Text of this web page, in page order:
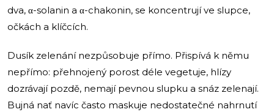
dva, α-solanin a α-chakonin, se koncentrují ve slupce,
očkách a klíčcích.
Dusík zelenání nezpůsobuje přímo. Přispívá k němu
nepřímo: přehnojený porost déle vegetuje, hlízy
dozrávají pozdě, nemají pevnou slupku a snáz zelenají.
Bujná nať navíc často maskuje nedostatečné nahrnutí